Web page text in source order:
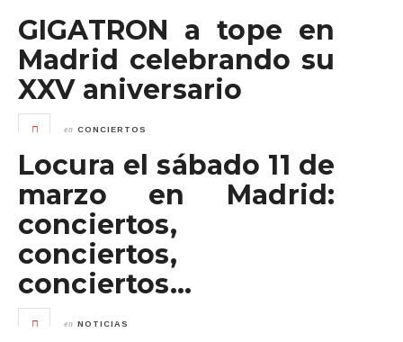
GIGATRON a tope en
Madrid celebrando su
XXV aniversario
en CONCIERTOS
Locura el sábado 11 de
marzo en Madrid:
conciertos,
conciertos,
conciertos…
en NOTICIAS